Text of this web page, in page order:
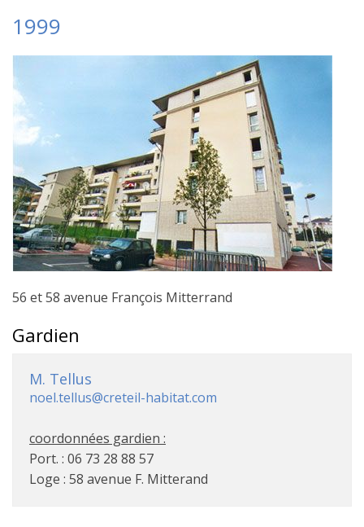
1999
56 et 58 avenue François Mitterrand
Gardien
M. Tellus
noel.tellus@creteil-habitat.com
coordonnées gardien :
Port. : 06 73 28 88 57
Loge : 58 avenue F. Mitterand